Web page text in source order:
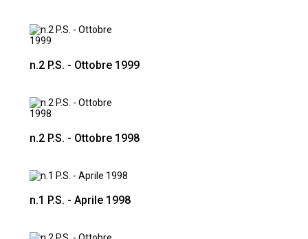
n.2 P.S. - Ottobre 1999
n.2 P.S. - Ottobre 1998
n.1 P.S. - Aprile 1998